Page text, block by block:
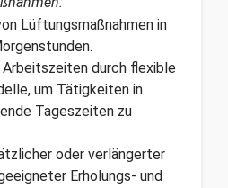
Lüftungsmaßnahmen in
Arbeitszeiten durch flexible
um Tätigkeiten in
Tageszeiten zu
oder verlängerter
Erholungs- und